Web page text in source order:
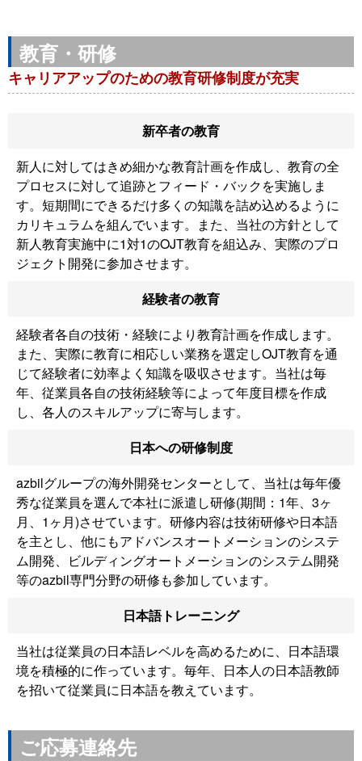
教育・研修
キャリアアップのための教育研修制度が充実
新卒者の教育
新人に対してはきめ細かな教育計画を作成し、教育の全
プロセスに対して追跡とフィード・バックを実施しま
す。短期間にできるだけ多くの知識を詰め込めるように
カリキュラムを組んでいます。また、当社の方針として
新人教育実施中に1対1のOJT教育を組込み、実際のプロ
ジェクト開発に参加させます。
経験者の教育
経験者各自の技術・経験により教育計画を作成します。
また、実際に教育に相応しい業務を選定しOJT教育を通
じて経験者に効率よく知識を吸収させます。当社は毎
年、従業員各自の技術経験等によって年度目標を作成
し、各人のスキルアップに寄与します。
日本への研修制度
azbilグループの海外開発センターとして、当社は毎年優
秀な従業員を選んで本社に派遣し研修(期間：1年、3ヶ
月、1ヶ月)させています。研修内容は技術研修や日本語
を主とし、他にもアドバンスオートメーションのシステ
ム開発、ビルディングオートメーションのシステム開発
等のazbil専門分野の研修も参加しています。
日本語トレーニング
当社は従業員の日本語レベルを高めるために、日本語環
境を積極的に作っています。毎年、日本人の日本語教師
を招いて従業員に日本語を教えています。
ご応募連絡先